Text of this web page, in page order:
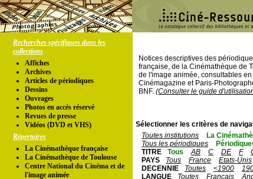
Recherches spécifiques dans les
collections
Affiches
Archives
Articles de périodiques
Dessins
Ouvrages
Photos en accés réservé
Revues de presse
Vidéos (DVD et VHS)
Répertoires
La Cinémathèque française
La Cinémathèque de Toulouse
Centre National du Cinéma et de
l'image animée
Notices descriptives des
française, de la Cinémathèque de
de l'image animée, consultables
Cinémagazine et Paris-
BNF. (Consulter le guide
Sélectionner les critères de
Toutes institutions
La
Tous les périodiques
TITRE
Tous AB C DE F
PAYS
Tous France Etats-Unis
DECENNIE
Toutes <1900
LANGUE
Toutes Français